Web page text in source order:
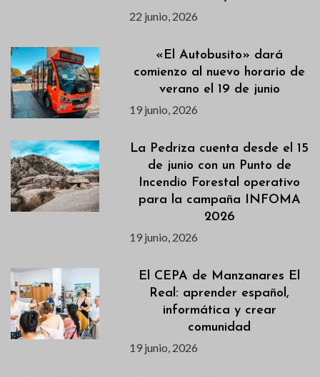
22 junio, 2026
«El Autobusito» dará
comienzo al nuevo horario de
verano el 19 de junio
19 junio, 2026
La Pedriza cuenta desde el 15
de junio con un Punto de
Incendio Forestal operativo
para la campaña INFOMA
2026
19 junio, 2026
El CEPA de Manzanares El
Real: aprender español,
informática y crear
comunidad
19 junio, 2026